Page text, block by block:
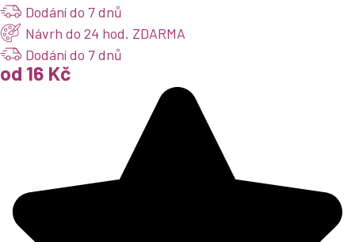
Dodání do 7 dnů
Návrh do 24 hod. ZDARMA
Dodání do 7 dnů
od 16 Kč